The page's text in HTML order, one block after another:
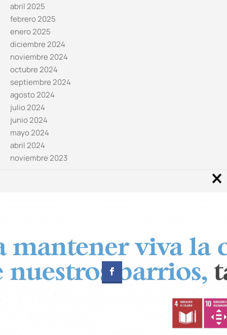
abril 2025
febrero 2025
enero 2025
diciembre 2024
noviembre 2024
octubre 2024
septiembre 2024
agosto 2024
julio 2024
junio 2024
mayo 2024
abril 2024
noviembre 2023